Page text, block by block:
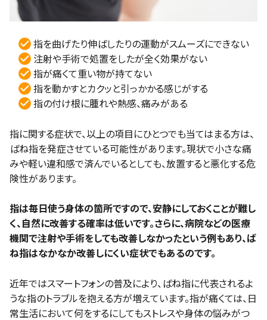
指を曲げたり伸ばしたりの運動がスムーズにできない
注射や手術で処置をしたが全く効果がない
指が痛くて重い物が持てない
指を動かすとカクッと引っかかる感じがする
指の付け根に腫れや熱感、痛みがある
指に関する症状で、以上の項目にひとつでも当てはまる方は、
ばね指を発症させている可能性があります。現状で小さな痛
みや軽い違和感で済んでいるとしても、放置すると悪化する危
険性があります。
指は毎日使う身体の箇所ですので、安静にしておくことが難し
く、自然に改善する確率は低いです。さらに、病院などの医療
機関で注射や手術をしても改善しなかったという例もあり、ば
ね指はなかなか改善しにくい症状でもあるのです。
近年ではスマートフォンの普及により、ばね指に代表されるよ
うな指のトラブルを抱える方が増えています。指が痛くては、日
常生活において何をするにしてもストレスや身体の悩みがつ